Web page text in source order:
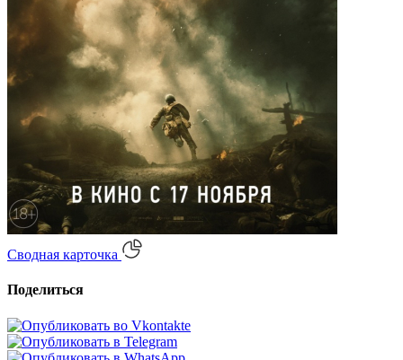
Сводная карточка
Поделиться